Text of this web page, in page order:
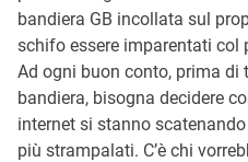
bandiera GB incollata sul
schifo essere imparentati col
Ad ogni buon conto, prima di
bandiera, bisogna decidere
internet si stanno
più strampalati. C’è chi